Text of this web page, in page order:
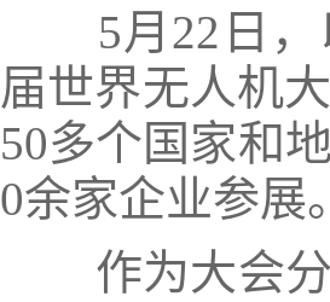
5月22日，以
届世界无人机
50多个国家和
0余家企业参展。
作为大会分